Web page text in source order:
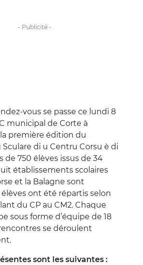
vous se passe ce lundi 8
municipal de Corte à
la première édition du
di u Centru Corsu è di
de 750 élèves issus de 34
établissements scolaires
et la Balagne sont
élèves ont été répartis selon
du CP au CM2. Chaque
sous forme d’équipe de 18
se déroulent
sont les suivantes :